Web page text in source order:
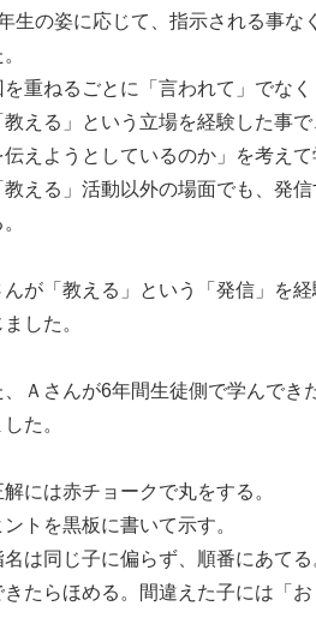
年生の姿に応じて、指示される事
を重ねるごとに「言われて」でな
教える」という立場を経験した事
伝えようとしているのか」を考え
教える」活動以外の場面でも、発
んが「教える」という「発信」を
した。
、Ａさんが6年間生徒側で学んでき
た。
解には赤チョークで丸をする。
ントを黒板に書いて示す。
名は同じ子に偏らず、順番にあてる
きたらほめる。間違えた子には「